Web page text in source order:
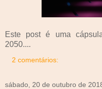
Este post é uma
2050....
2 comentários:
sábado, 20 de outubro de